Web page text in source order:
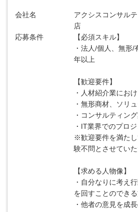
会社名
アクシスコンサル
店
応募条件
【必須スキル】
・法人/個人、無形
年以上
【歓迎要件】
・人材紹介業にお
・無形商材、ソリ
・コンサルティン
・IT業界でのプロ
※歓迎要件を満た
験不問とさせていた
【求める人物像】
・自分なりに考え
を回すことのでき
・他者の意見を成